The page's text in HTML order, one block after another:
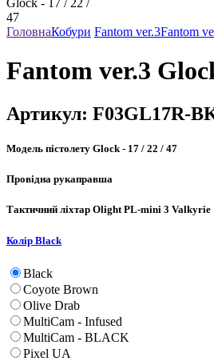
ГоловнаКобури Fantom ver.3Fantom
Fantom ver.3
Артикул: F03GL17R-
Модель пістолету Glock - 17 / 22 / 47
Провідна рукаправша
Тактичний ліхтар Olight PL-mini 3 Valkyrie
Колір Black
Black
Coyote Brown
Olive Drab
MultiCam - Infused
MultiCam - BLACK
Pixel UA